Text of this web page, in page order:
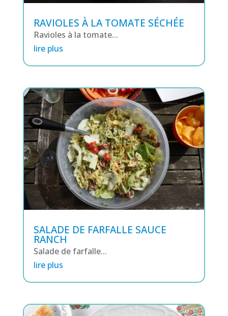
RAVIOLES À LA TOMATE SÉCHÉE
Ravioles à la tomate...
lire plus
SALADE DE FARFALLE SAUCE
RANCH
Salade de farfalle...
lire plus